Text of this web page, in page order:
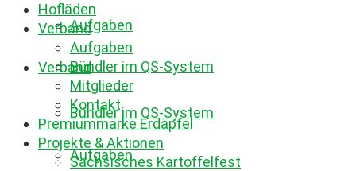
Aufgaben
Bündler im QS-System
Verband
Aufgaben
Hofläden
Verband
Aufgaben
Bündler im QS-System
Mitglieder
Kontakt
Premiummarke Erdäpfel
Projekte & Aktionen
Sächsisches Kartoffelfest